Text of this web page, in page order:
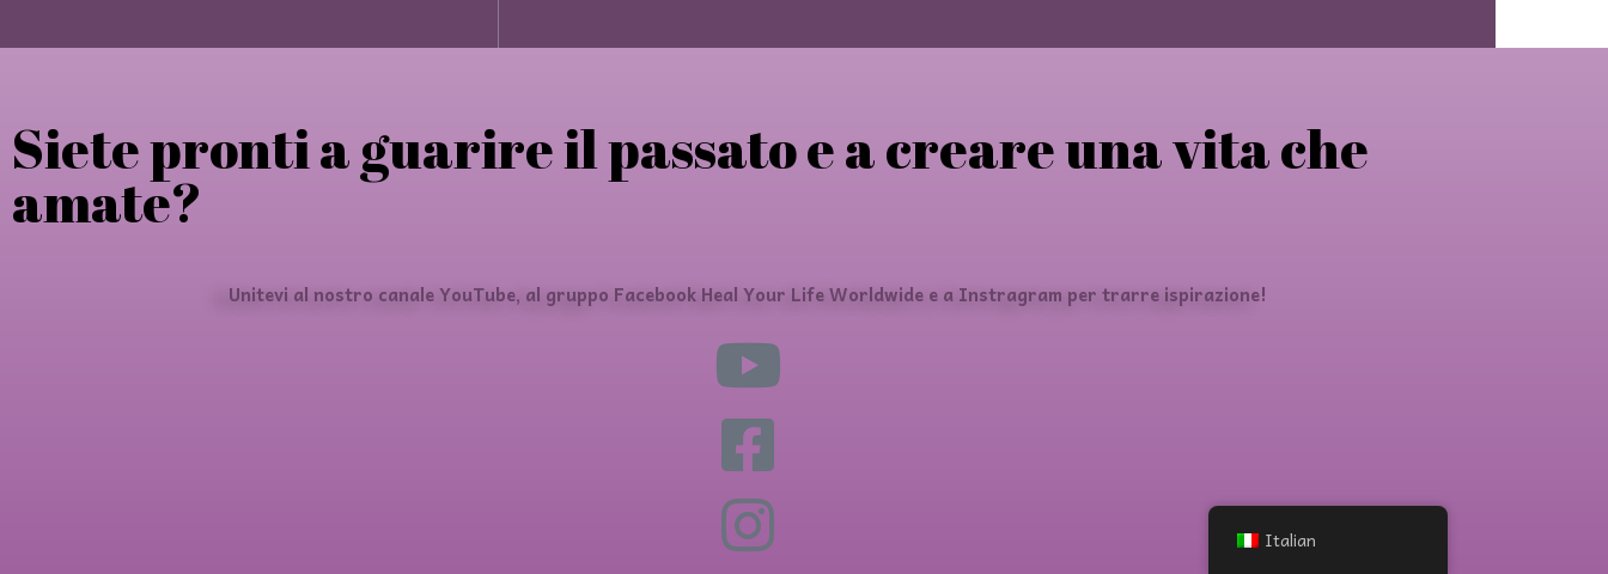
Siete pronti a guarire il passato e a creare una vita che
amate?
Unitevi al nostro canale YouTube, al gruppo Facebook Heal Your Life Worldwide e a Instragram per trarre ispirazione!
Italian